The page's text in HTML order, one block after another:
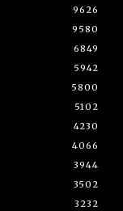
9626
9580
6849
5942
5800
5102
4230
4066
3944
3502
3232